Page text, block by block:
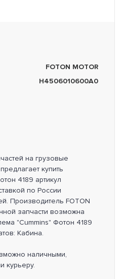
FOTON MOTOR
H4506010600A0
на грузовые
купить
4189 артикул
по России
Производитель FOTON
запчасти возможна
"Cummins" Фотон 4189
Кабина.
наличными,
курьеру.